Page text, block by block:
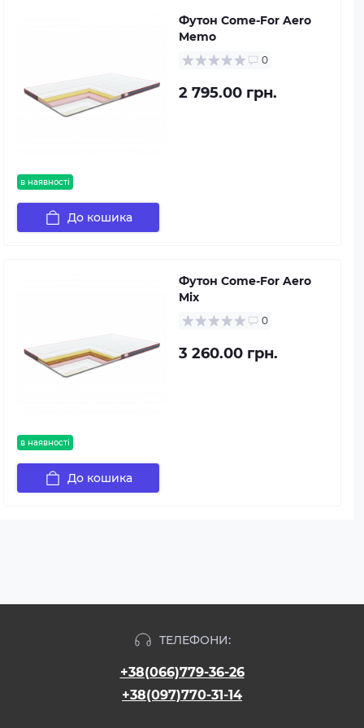
в наявності
Футон Come-For Aero
Memo
0
2 795.00 грн.
До кошика
в наявності
Футон Come-For Aero
Mix
0
3 260.00 грн.
До кошика
ТЕЛЕФОНИ:
+38(066)779-36-26
+38(097)770-31-14